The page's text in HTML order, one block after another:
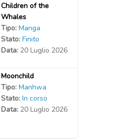
Children of the
Whales
Tipo: Manga
Stato: Finito
Data: 20 Luglio 2026
Moonchild
Tipo: Manhwa
Stato: In corso
Data: 20 Luglio 2026